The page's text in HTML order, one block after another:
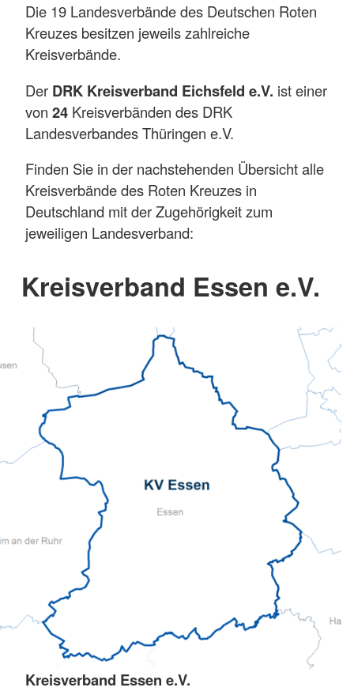
Die 19 Landesverbände des Deutschen Roten
Kreuzes besitzen jeweils zahlreiche
Kreisverbände.
Der DRK Kreisverband Eichsfeld e.V. ist einer
von 24 Kreisverbänden des DRK
Landesverbandes Thüringen e.V.
Finden Sie in der nachstehenden Übersicht alle
Kreisverbände des Roten Kreuzes in
Deutschland mit der Zugehörigkeit zum
jeweiligen Landesverband:
Kreisverband Essen e.V.
Kreisverband Essen e.V.